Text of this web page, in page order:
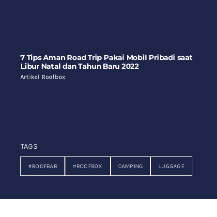
7 Tips Aman Road Trip Pakai Mobil Pribadi saat
Libur Natal dan Tahun Baru 2022
Artikel Roofbox
TAGS
#ROOFBAR #ROOFBOX CAMPING LUGGAGE